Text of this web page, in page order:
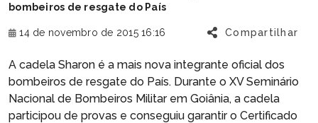
bombeiros de resgate do País
14 de novembro de 2015 16:16 Compartilhar
A cadela Sharon é a mais nova integrante oficial dos
bombeiros de resgate do País. Durante o XV Seminário
Nacional de Bombeiros Militar em Goiânia, a cadela
participou de provas e conseguiu garantir o Certificado